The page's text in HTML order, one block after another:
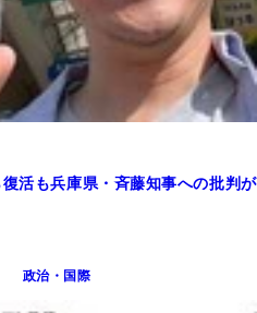
活も兵庫県・斉藤知事への批判が
政治・国際